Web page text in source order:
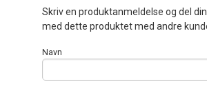
Skriv en produktanmeldelse og del
med dette produktet med andre
Navn